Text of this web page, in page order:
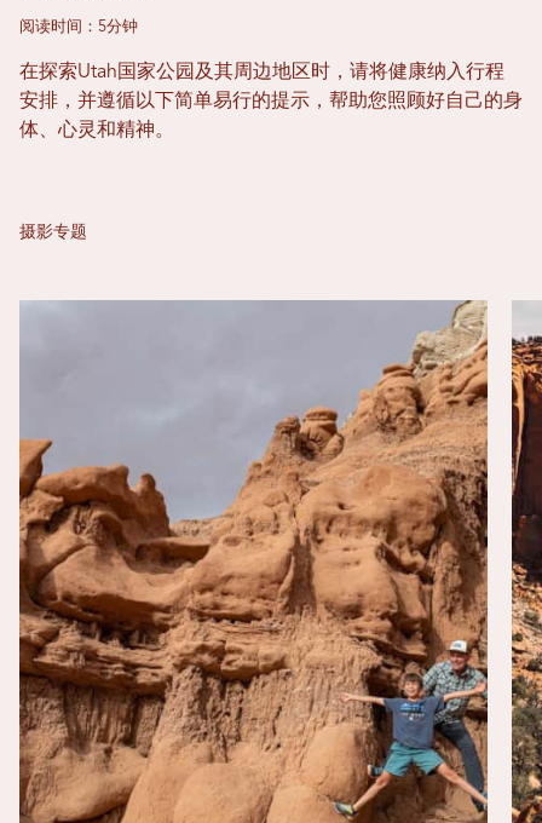
阅读时间：5分钟
在探索Utah国家公园及其周边地区时，请将健康纳入行程
安排，并遵循以下简单易行的提示，帮助您照顾好自己的身
体、心灵和精神。
摄影专题